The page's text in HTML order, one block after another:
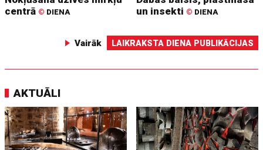
centrā © DIENA
un insekti © DIENA
Vairāk LAIKRAKSTA DIENA PUBLIKĀCIJAS
AKTUĀLI